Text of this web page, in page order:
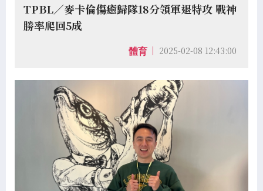
TPBL／麥卡倫傷癒歸隊18分領軍退特攻 戰神
勝率爬回5成
體育 2025-02-08 12:43:00